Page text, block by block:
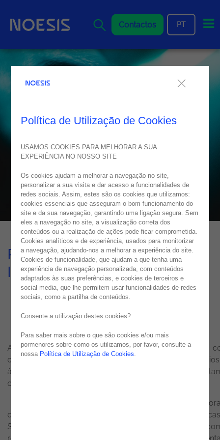
Contactos
PT
Política de Segurança da
Informação
ISO 27001
A Política de Segurança da Informação (PSI)tem
objetivo geral estabelecer um conjunto de
âmbito da
que
cumprimento das seguintes diretrizes:
- Definir as orientações estratégicas ao nível
que suportem a implementação de melhores
Segurança da Informação, garantindo o alinhamento
Política de Utilização de Cookies
USAMOS COOKIES PARA MELHORAR A SUA
EXPERIÊNCIA NO NOSSO SITE
Os cookies ajudam a melhorar a navegação no site,
personalizar a sua visita e dar acesso a funcionalidades de
redes sociais. Assim, estes são os cookies que utilizamos:
cookies essenciais que asseguram o bom funcionamento do
site e da sua navegação, garantindo uma ligação segura. Sem
eles a navegação no site, a visualização correta dos
conteúdos ou a realização de ações pode ficar comprometida.
Cookies analíticos e de experiência, usados para monitorizar
a navegação, ajudando-nos a melhorar a experiência do site.
Cookies de funcionalidade, que ajudam a que tenha uma
experiência de navegação personalizada, com conteúdos
adaptados às suas preferências, e cookies de terceiros e
social media, que lhe permitem usar funcionalidades de redes
sociais, como a partilha de conteúdos.
Consente a utilização destes cookies?
Para saber mais sobre o que são cookies e/ou mais
pormenores sobre como os utilizamos, por favor, consulte a
nossa Política de Utilização de Cookies.